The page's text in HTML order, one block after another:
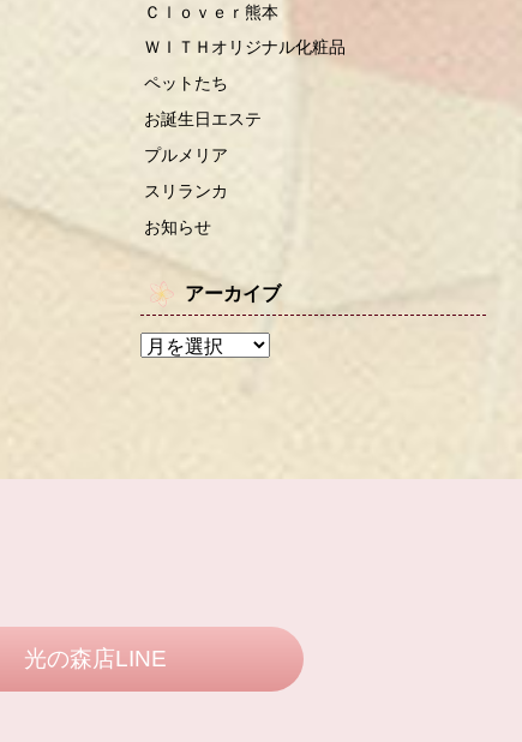
Ｃｌｏｖｅｒ熊本
ＷＩＴＨオリジナル化粧品
ペットたち
お誕生日エステ
プルメリア
スリランカ
お知らせ
アーカイブ
光の森店LINE